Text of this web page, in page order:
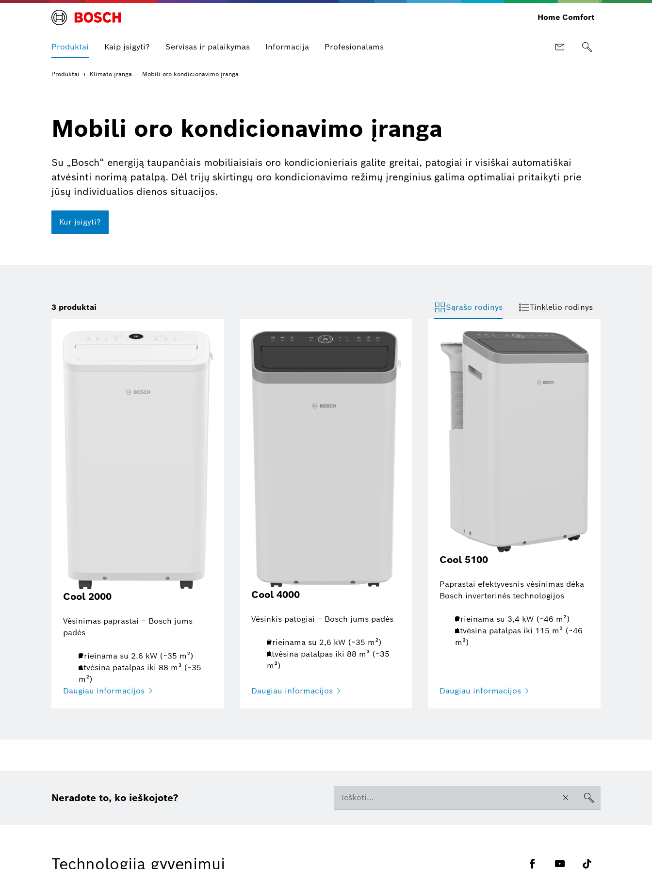
Home Comfort
Produktai Kaip įsigyti? Servisas ir palaikymas Informacija Profesionalams
Produktai Klimato įranga Mobili oro kondicionavimo įranga
Mobili oro kondicionavimo įranga
Su „Bosch“ energiją taupančiais mobiliaisiais oro kondicionieriais galite greitai, patogiai ir visiškai automatiškai
atvėsinti norimą patalpą. Dėl trijų skirtingų oro kondicionavimo režimų įrenginius galima optimaliai pritaikyti prie
jūsų individualios dienos situacijos.
Kur įsigyti?
3 produktai Sąrašo rodinys Tinklelio rodinys
Cool 2000
Vėsinimas paprastai – Bosch jums
padės
Prieinama su 2.6 kW (~35 m²)
Atvėsina patalpas iki 88 m³ (~35
m²)
Daugiau informacijos
Cool 4000
Vėsinkis patogiai – Bosch jums padės
Prieinama su 2,6 kW (~35 m²)
Atvėsina patalpas iki 88 m³ (~35
m²)
Daugiau informacijos
Cool 5100
Paprastai efektyvesnis vėsinimas dėka
Bosch inverterinės technologijos
Prieinama su 3,4 kW (~46 m²)
Atvėsina patalpas iki 115 m³ (~46
m²)
Daugiau informacijos
Neradote to, ko ieškojote?
Technologija gyvenimui